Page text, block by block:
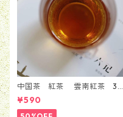
中国茶 紅茶 雲南紅茶 30
ｇ
¥590